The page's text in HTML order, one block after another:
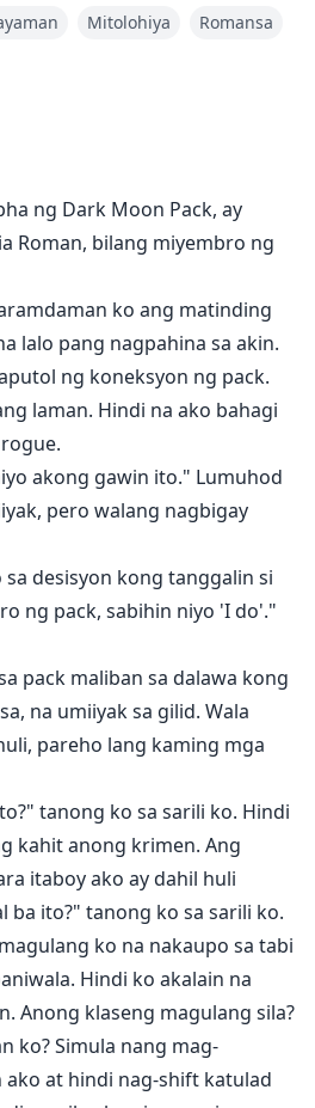
na ang katapusan ng kanyang
maging rogue si Sophia,
ng Sky Blue pack.
Alpha at napagtanto niyang
Alpha. Tumakbo siya, iniisip
ito dahil isa lang siyang
sa kanyang pagkagulat, hindi
mga ito kundi nangako pa na
dating pack para sa ginawa
Mitolohiya
Romansa
ng Dark Moon Pack, ay
Roman, bilang miyembro ng
ko ang matinding
lalo pang nagpahina sa akin.
ng koneksyon ng pack.
laman. Hindi na ako bahagi
akong gawin ito." Lumuhod
pero walang nagbigay
desisyon kong tanggalin si
ng pack, sabihin niyo 'I do'."
pack maliban sa dalawa kong
na umiiyak sa gilid. Wala
pareho lang kaming mga
tanong ko sa sarili ko. Hindi
kahit anong krimen. Ang
itaboy ako ay dahil huli
ba ito?" tanong ko sa sarili ko.
ko na nakaupo sa tabi
Hindi ko akalain na
Anong klaseng magulang sila?
ko? Simula nang mag-
at hindi nag-shift katulad